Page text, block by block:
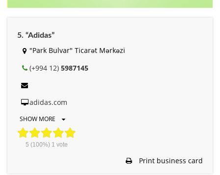
5. “Adidas”
"Park Bulvar" Ticarət Mərkəzi
(+994 12) 5987145
adidas.com
SHOW MORE
5 (100%) 1 vote
Print business card